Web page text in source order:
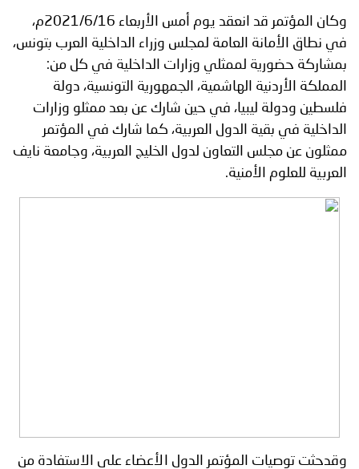
الإلكترونية
صور
وفيديو
مجلة
أصداء
الأمانة
إعلانات
من
نحن
اتصل
بنا
وكان المؤتمر قد انعقد يوم أمس الأربعاء 2021/6/16م،
في نطاق الأمانة العامة لمجلس وزراء الداخلية العرب بتونس،
بمشاركة حضورية لممثلي وزارات الداخلية في كل من:
المملكة الأردنية الهاشمية، الجمهورية التونسية، دولة
فلسطين ودولة ليبيا، في حين شارك عن بعد ممثلو وزارات
الداخلية في بقية الدول العربية، كما شارك في المؤتمر
ممثلون عن مجلس التعاون لدول الخليج العربية، وجامعة نايف
العربية للعلوم الأمنية.
وقدحثت توصيات المؤتمر الدول الأعضاء على الاستفادة من